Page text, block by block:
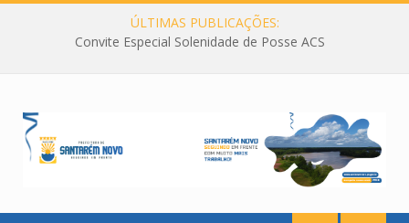
ÚLTIMAS PUBLICAÇÕES:
Convite Especial Solenidade de Posse ACS